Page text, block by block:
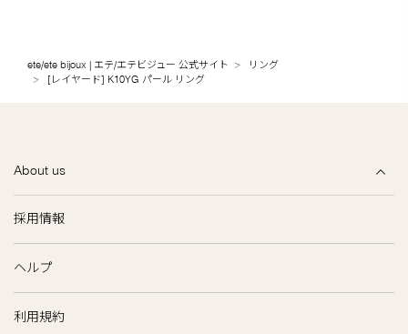
ete/ete bijoux | エテ/エテビジュー 公式サイト
リング
[レイヤード] K10YG パール リング
About us
採用情報
ヘルプ
利用規約